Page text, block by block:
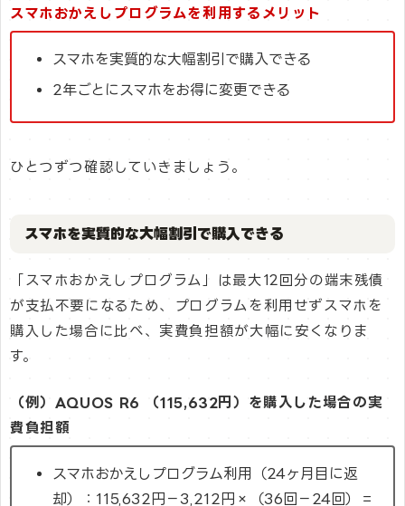
スマホおかえしプログラムを利用するメリット
スマホを実質的な大幅割引で購入できる
2年ごとにスマホをお得に変更できる
ひとつずつ確認していきましょう。
スマホを実質的な大幅割引で購入できる
「スマホおかえしプログラム」は最大12回分の端末残債
が支払不要になるため、プログラムを利用せずスマホを
購入した場合に比べ、実費負担額が大幅に安くなりま
す。
（例）AQUOS R6 （115,632円）を購入した場合の実
費負担額
スマホおかえしプログラム利用（24ヶ月目に返
却）：115,632円－3,212円×（36回－24回）＝